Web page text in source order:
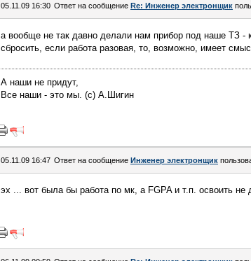
05.11.09 16:30 Ответ на сообщение Re: Инженер электронщик
а вообще не так давно делали нам прибор под наше ТЗ -
сбросить, если работа разовая, то, возможно, имеет
А наши не придут,
Все наши - это мы. (с) А.Шигин
05.11.09 16:47 Ответ на сообщение Инженер электронщик
эх ... вот была бы работа по мк, а FGPA и т.п. освоить не